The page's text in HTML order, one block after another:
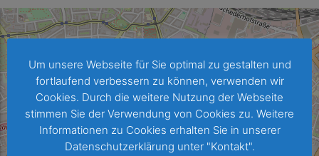
Um unsere Webseite für Sie optimal zu gestalten und
fortlaufend verbessern zu können, verwenden wir
Cookies. Durch die weitere Nutzung der Webseite
stimmen Sie der Verwendung von Cookies zu. Weitere
Informationen zu Cookies erhalten Sie in unserer
Datenschutzerklärung unter "Kontakt".